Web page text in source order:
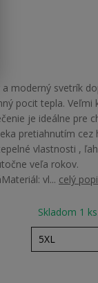
moderný svetrík
pocit tepla. Veľmi
je ideálne pre
pretiahnutím cez
vlastnosti ,
veľa rokov.
vl... celý
Skladom 1 ks